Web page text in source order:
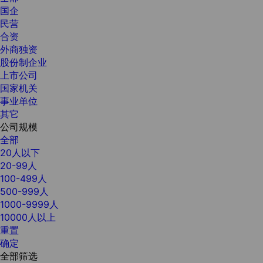
国企
民营
合资
外商独资
股份制企业
上市公司
国家机关
事业单位
其它
公司规模
全部
20人以下
20-99人
100-499人
500-999人
1000-9999人
10000人以上
重置
确定
全部筛选